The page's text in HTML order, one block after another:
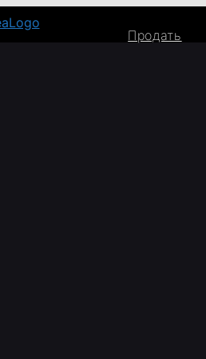
Продать